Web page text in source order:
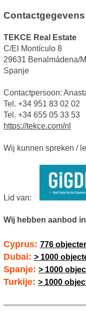
TEKCE Real Estate
C/El Montículo 8
29631 Benalmádena/
Spanje
Contactpersoon:
Tel. +34 951 83 02 02
Tel. +34 655 05 33 53
https://tekce.com/nl
Wij kunnen spreken /
Lid van:
Wij hebben aanbod
Cyprus: 776
Dubai: > 1000
Spanje: > 1000
Turkije: > 1000